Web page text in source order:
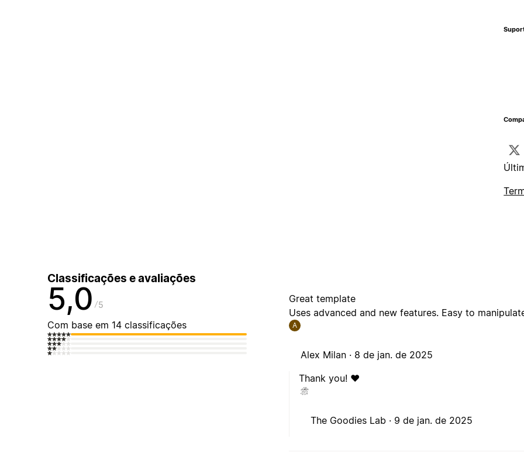
Classificações e avaliações
5,0 5
Com base em 14 classificações
Great template
Uses advanced and new features. Easy to
A
Alex Milan · 8 de jan. de 2025
Thank you! ❤️
The Goodies Lab · 9 de jan. de 2025